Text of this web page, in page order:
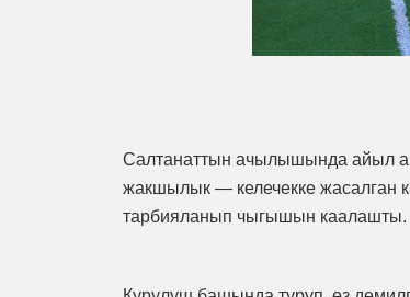
Салтанаттын ачылышында айыл
жакшылык — келечекке жасалган
тарбияланып чыгышын каалашты.